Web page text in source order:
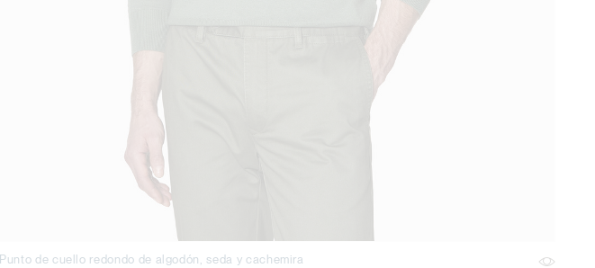
Punto de cuello redondo de algodón, seda y cachemira